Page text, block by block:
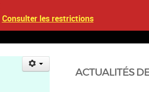
Consulter les restrictions
ACTUALITÉS